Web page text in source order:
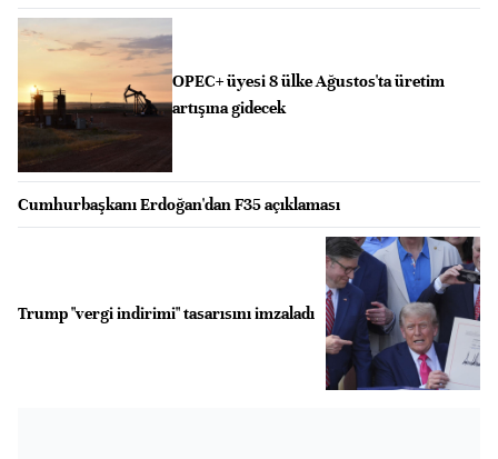
OPEC+ üyesi 8 ülke Ağustos'ta üretim
artışına gidecek
Cumhurbaşkanı Erdoğan'dan F35 açıklaması
Trump "vergi indirimi" tasarısını imzaladı